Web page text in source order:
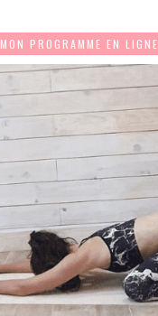
MON PROGRAMME EN LIGNE